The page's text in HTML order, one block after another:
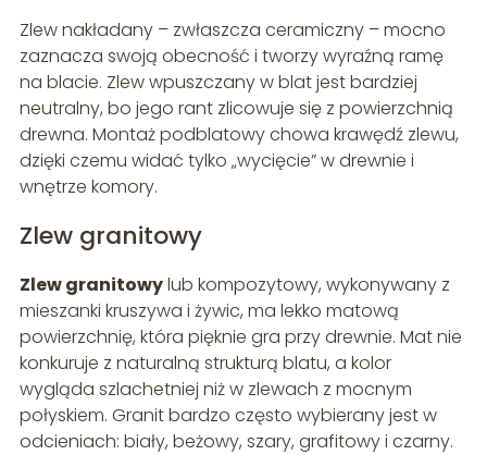
Zlew nakładany – zwłaszcza ceramiczny – mocno
zaznacza swoją obecność i tworzy wyraźną ramę
na blacie. Zlew wpuszczany w blat jest bardziej
neutralny, bo jego rant zlicowuje się z powierzchnią
drewna. Montaż podblatowy chowa krawędź zlewu,
dzięki czemu widać tylko „wycięcie” w drewnie i
wnętrze komory.
Zlew granitowy
Zlew granitowylub kompozytowy, wykonywany z
mieszanki kruszywa i żywic, ma lekko matową
powierzchnię, która pięknie gra przy drewnie. Mat nie
konkuruje z naturalną strukturą blatu, a kolor
wygląda szlachetniej niż w zlewach z mocnym
połyskiem. Granit bardzo często wybierany jest w
odcieniach: biały, beżowy, szary, grafitowy i czarny.